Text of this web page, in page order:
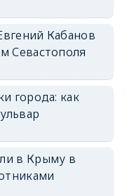
Кабанов
Севастополя
города: как
в Крыму в